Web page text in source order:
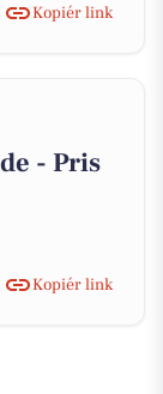
Kopiér link
- Pris
Kopiér link